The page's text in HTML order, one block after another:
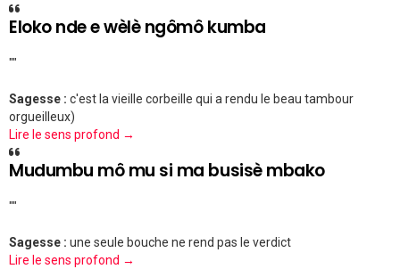
Eloko nde e wèlè ngômô kumba
""
Sagesse : c'est la vieille corbeille qui a rendu le beau tambour
orgueilleux)
Lire le sens profond →
Mudumbu mô mu si ma busisè mbako
""
Sagesse : une seule bouche ne rend pas le verdict
Lire le sens profond →